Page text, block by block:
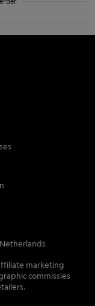
marketing
commissies